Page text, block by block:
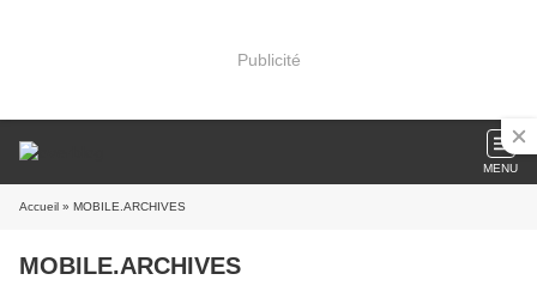
Publicité
MENU
Accueil » MOBILE.ARCHIVES
MOBILE.ARCHIVES